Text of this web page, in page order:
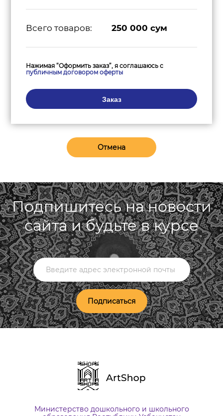
Всего товаров: 250 000 сум
Нажимая “Оформить заказ”, я соглашаюсь с
публичным договором оферты
Заказ
Отмена
Подпишитесь на новости
сайта и будьте в курсе
Подписаться
Министерство дошкольного и школьного